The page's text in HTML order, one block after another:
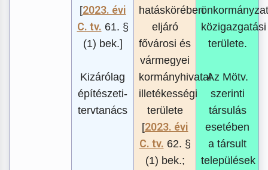
[2023. évi
C. tv. 61. §
(1) bek.]
Kizárólag
építészeti-
tervtanács
hatáskörében
eljáró
fővárosi és
vármegyei
kormányhivatal
illetékességi
területe
[2023. évi
C. tv. 62. §
(1) bek.;
önkormányzat
közigazgatási
területe.
Az Mötv.
szerinti
társulás
esetében
a társult
települések